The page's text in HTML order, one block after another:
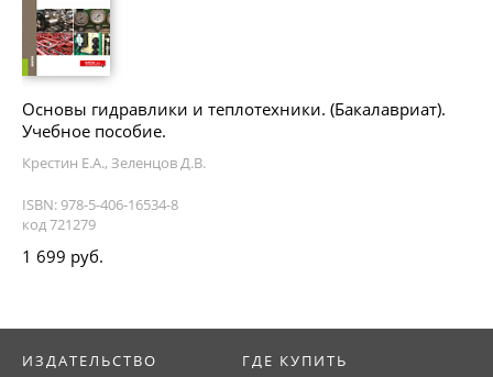
Основы гидравлики и теплотехники. (Бакалавриат).
Учебное пособие.
Крестин Е.А., Зеленцов Д.В.
ISBN: 978-5-406-16534-8
код 721279
1 699 руб.
ИЗДАТЕЛЬСТВО ГДЕ КУПИТЬ